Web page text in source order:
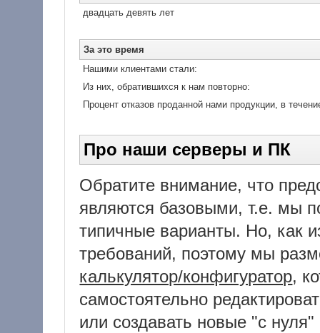
двадцать девять лет
За это время
Нашими клиентами стали:
Из них, обратившихся к нам повторно:
Процент отказов проданной нами продукции, в
Про наши серверы и ПК
Обратите внимание, что
являются базовыми, т.е. мы
типичные варианты. Но, как
требований, поэтому мы
калькулятор/конфигуратор,
самостоятельно
или создавать новые "с